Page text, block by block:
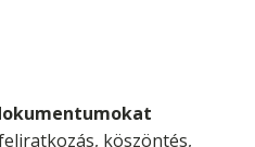
köszöntés,